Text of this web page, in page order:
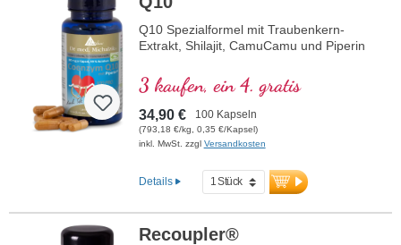
Q10 Spezialformel mit Traubenkern-
Extrakt, Shilajit, CamuCamu und Piperin
3 kaufen, ein 4. gratis
34,90 € 100 Kapseln
(793,18 €/kg, 0,35 €/Kapsel)
inkl. MwSt. zzgl Versandkosten
Details
Recoupler®